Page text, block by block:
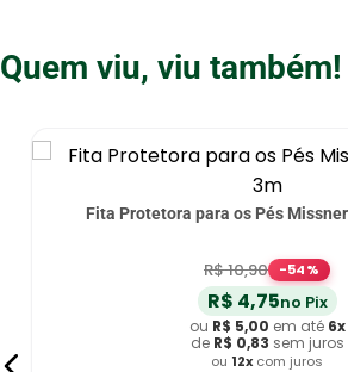
Quem viu, viu também!
Fita Protetora para os Pés
R$10,90 -54%
R$ 4,75no Pix
ou R$ 5,00 em até 6x
de R$ 0,83 sem juros
ou 12x com juros